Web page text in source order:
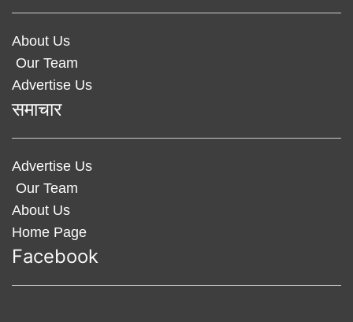
About Us
Our Team
Advertise Us
समाचार
Advertise Us
Our Team
About Us
Home Page
Facebook